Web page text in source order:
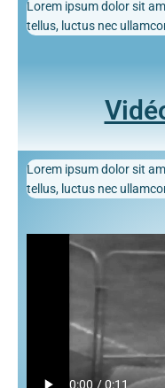
Lorem ipsum dolor sit
tellus, luctus nec
Lorem ipsum dolor sit
tellus, luctus nec